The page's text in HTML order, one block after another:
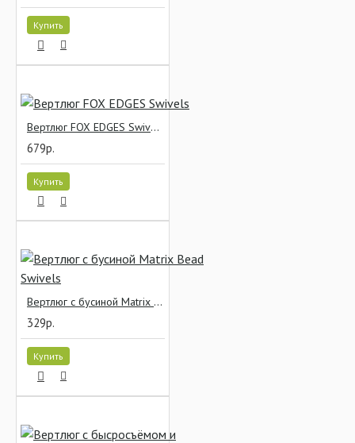
Купить
Вертлюг FOX EDGES Swivels
679р.
Купить
Вертлюг с бусиной Matrix Bead Swivels
329р.
Купить